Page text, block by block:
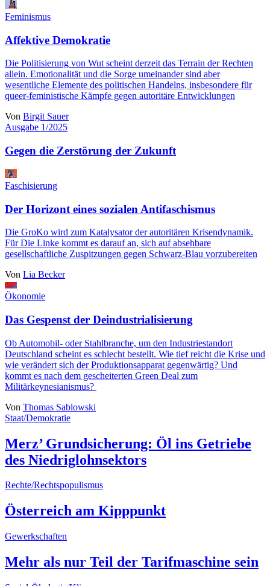
Feminismus
Affektive Demokratie
Die Politisierung von Wut scheint derzeit das Terrain der Rechten
allein. Emotionalität und die Sorge umeinander sind aber
wesentliche Elemente des politischen Handelns, insbesondere für
queer-feministische Kämpfe gegen autoritäre Entwicklungen
Von Birgit Sauer
Ausgabe 1/2025
Gegen die Zerstörung der Zukunft
Faschisierung
Der Horizont eines sozialen Antifaschismus
Die GroKo wird zum Katalysator der autoritären Krisendynamik.
Für Die Linke kommt es darauf an, sich auf absehbare
gesellschaftliche Zuspitzungen gegen Schwarz-Blau vorzubereiten
Von Lia Becker
Ökonomie
Das Gespenst der Deindustrialisierung
Ob Automobil- oder Stahlbranche, um den Industriestandort
Deutschland scheint es schlecht bestellt. Wie tief reicht die Krise und
wie verändert sich der Produktionsapparat gegenwärtig? Und
kommt es nach dem gescheiterten Green Deal zum
Militärkeynesianismus?
Von Thomas Sablowski
Staat/Demokratie
Merz’ Grundsicherung: Öl ins Getriebe
des Niedriglohnsektors
Rechte/Rechtspopulismus
Österreich am Kipppunkt
Gewerkschaften
Mehr als nur Teil der Tarifmaschine sein